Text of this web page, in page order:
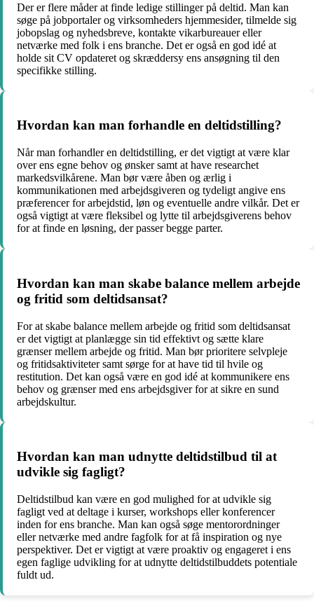
Der er flere måder at finde ledige stillinger på deltid. Man kan
søge på jobportaler og virksomheders hjemmesider, tilmelde sig
jobopslag og nyhedsbreve, kontakte vikarbureauer eller
netværke med folk i ens branche. Det er også en god idé at
holde sit CV opdateret og skræddersy ens ansøgning til den
specifikke stilling.
Hvordan kan man forhandle en deltidstilling?
Når man forhandler en deltidstilling, er det vigtigt at være klar
over ens egne behov og ønsker samt at have researchet
markedsvilkårene. Man bør være åben og ærlig i
kommunikationen med arbejdsgiveren og tydeligt angive ens
præferencer for arbejdstid, løn og eventuelle andre vilkår. Det er
også vigtigt at være fleksibel og lytte til arbejdsgiverens behov
for at finde en løsning, der passer begge parter.
Hvordan kan man skabe balance mellem arbejde
og fritid som deltidsansat?
For at skabe balance mellem arbejde og fritid som deltidsansat
er det vigtigt at planlægge sin tid effektivt og sætte klare
grænser mellem arbejde og fritid. Man bør prioritere selvpleje
og fritidsaktiviteter samt sørge for at have tid til hvile og
restitution. Det kan også være en god idé at kommunikere ens
behov og grænser med ens arbejdsgiver for at sikre en sund
arbejdskultur.
Hvordan kan man udnytte deltidstilbud til at
udvikle sig fagligt?
Deltidstilbud kan være en god mulighed for at udvikle sig
fagligt ved at deltage i kurser, workshops eller konferencer
inden for ens branche. Man kan også søge mentorordninger
eller netværke med andre fagfolk for at få inspiration og nye
perspektiver. Det er vigtigt at være proaktiv og engageret i ens
egen faglige udvikling for at udnytte deltidstilbuddets potentiale
fuldt ud.